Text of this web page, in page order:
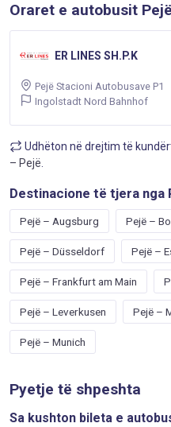
Oraret e autobusit
ER LINES SH.P.K
Pejë Stacioni Autobusave P1
Ingolstadt Nord Bahnhof
Udhëton në drejtim të
– Pejë
Destinacione të tjera nga
Pejë – Augsburg Pejë –
Pejë – Düsseldorf Pejë –
Pejë – Frankfurt am Main
Pejë – Leverkusen Pejë –
Pejë – Munich
Pyetje të shpeshta
Sa kushton bileta e